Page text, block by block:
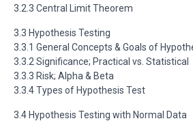
3.2.3 Central Limit Theorem
3.3 Hypothesis Testing
3.3.1 General Concepts & Goals of
3.3.2 Significance; Practical vs. Statistical
3.3.3 Risk; Alpha & Beta
3.3.4 Types of Hypothesis Test
3.4 Hypothesis Testing with Normal Data